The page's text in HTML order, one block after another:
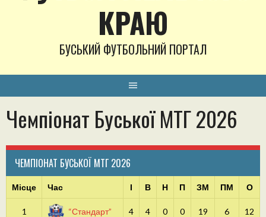
КРАЮ
БУСЬКИЙ ФУТБОЛЬНИЙ ПОРТАЛ
Чемпіонат Буської МТГ 2026
ЧЕМПІОНАТ БУСЬКОЇ МТГ 2026
Місце Час І В Н П ЗМ ПМ О
1
“Стандарт”
4 4 0 0 19 6 12